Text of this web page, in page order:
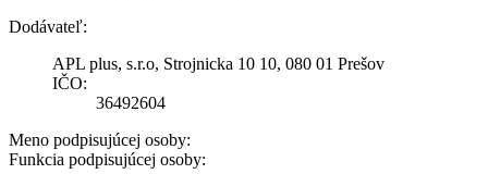
Dodávateľ:
APL plus, s.r.o, Strojnicka 10 10, 080 01 Prešov
IČO:
36492604
Meno podpisujúcej osoby:
Funkcia podpisujúcej osoby: